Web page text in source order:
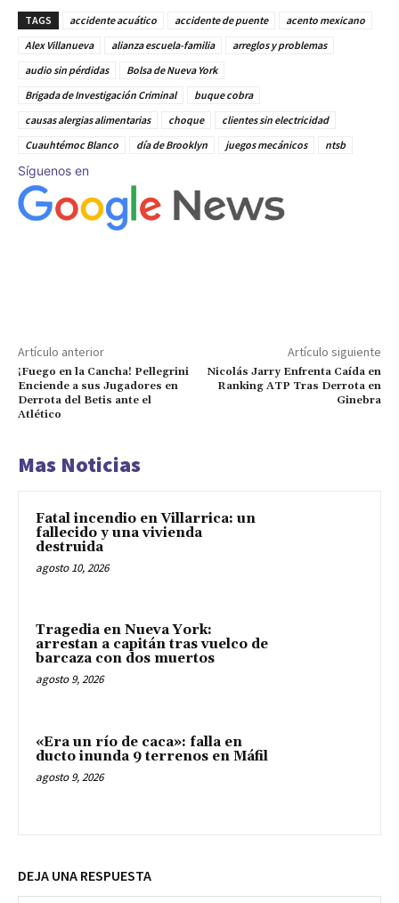
TAGS accidente acuático accidente de puente
acento mexicano
Alex Villanueva
alianza escuela-familia
arreglos y problemas
audio sin pérdidas
Bolsa de Nueva York
Brigada de Investigación Criminal
buque cobra
causas alergias alimentarias
choque
clientes sin electricidad
Cuauhtémoc Blanco
día de Brooklyn juegos mecánicos ntsb
Síguenos en
Artículo anterior
¡Fuego en la Cancha! Pellegrini
Enciende a sus Jugadores en
Derrota del Betis ante el
Atlético
Artículo siguiente
Nicolás Jarry Enfrenta Caída en
Ranking ATP Tras Derrota en
Ginebra
Mas Noticias
Fatal incendio en Villarrica: un
fallecido y una vivienda
destruida
agosto 10, 2026
Tragedia en Nueva York:
arrestan a capitán tras vuelco de
barcaza con dos muertos
agosto 9, 2026
«Era un río de caca»: falla en
ducto inunda 9 terrenos en Máfil
agosto 9, 2026
DEJA UNA RESPUESTA